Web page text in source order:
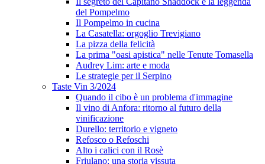
del Pompelmo
Il Pompelmo in cucina
La Casatella: orgoglio Trevigiano
La pizza della felicità
La prima "oasi apistica" nelle Tenute Tomasella
Audrey Lim: arte e moda
Le strategie per il Serpino
Taste Vin 3/2024
Quando il cibo è un problema d'immagine
Il vino di Anfora: ritorno al futuro della
vinificazione
Durello: territorio e vigneto
Refosco o Refoschi
Alto i calici con il Rosè
Friulano: una storia vissuta